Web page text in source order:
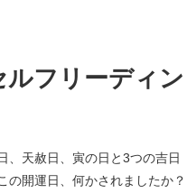
フリーディン
、天赦日、寅の日と3つの吉日
の開運日、何かされましたか？